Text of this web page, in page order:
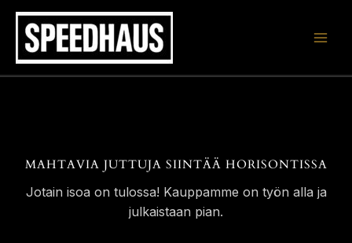
Siirry
sisältöön
MAHTAVIA JUTTUJA SIINTÄÄ HORISONTISSA
Jotain isoa on tulossa! Kauppamme on työn alla ja
julkaistaan pian.